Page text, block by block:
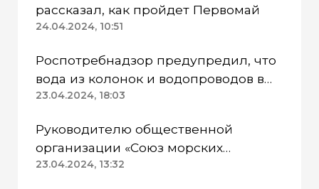
рассказал, как пройдет Первомай
24.04.2024, 10:51
Роспотребнадзор предупредил, что
вода из колонок и водопроводов в
Казанском районе непригодна для
23.04.2024, 18:03
Руководителю общественной
организации «Союз морских
пехотинцев» Югры вынесли
23.04.2024, 13:32